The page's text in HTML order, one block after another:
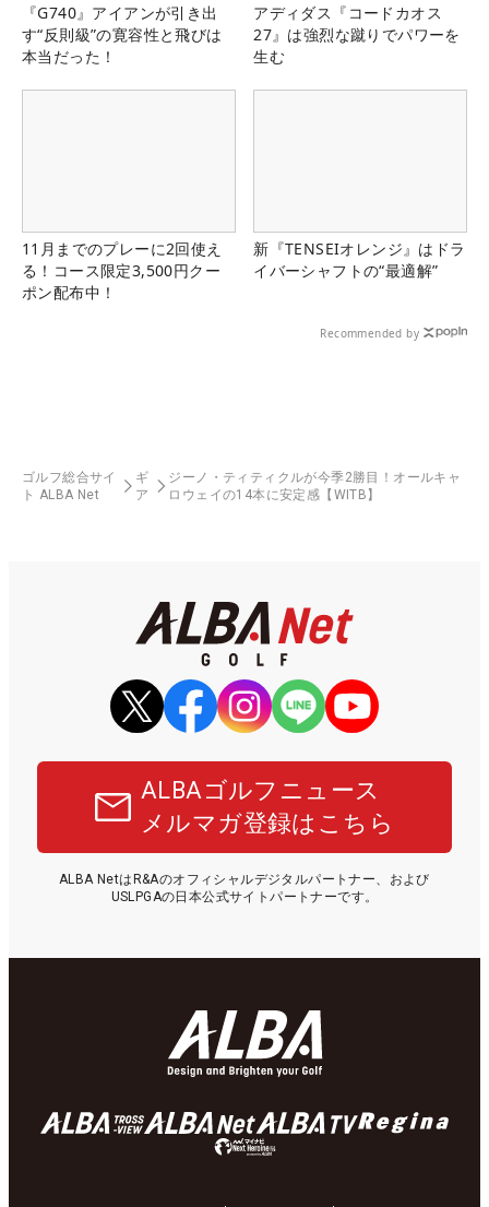
『G740』アイアンが引き出
す“反則級”の寛容性と飛びは
本当だった！
アディダス『コードカオス
27』は強烈な蹴りでパワーを
生む
11月までのプレーに2回使え
る！コース限定3,500円クー
ポン配布中！
新『TENSEIオレンジ』はドラ
イバーシャフトの“最適解”
Recommended by
ゴルフ総合サイ
ト ALBA Net
ギ
ア
ジーノ・ティティクルが今季2勝目！オールキャ
ロウェイの14本に安定感【WITB】
ALBAゴルフニュース
メルマガ登録はこちら
ALBA NetはR&Aのオフィシャルデジタルパートナー、および
USLPGAの日本公式サイトパートナーです。